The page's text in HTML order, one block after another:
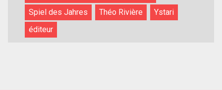
Spiel des Jahres
Théo Rivière
Ystari
éditeur